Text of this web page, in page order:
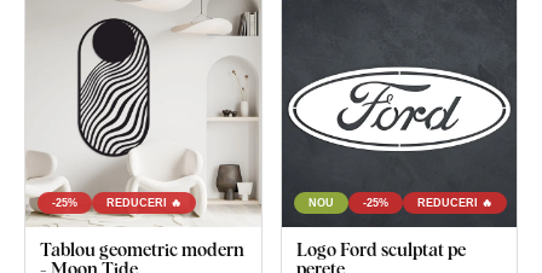
-25% REDUCERI 🔥
Tablou geometric modern
NOU -25% REDUCERI 🔥
Logo Ford sculptat pe